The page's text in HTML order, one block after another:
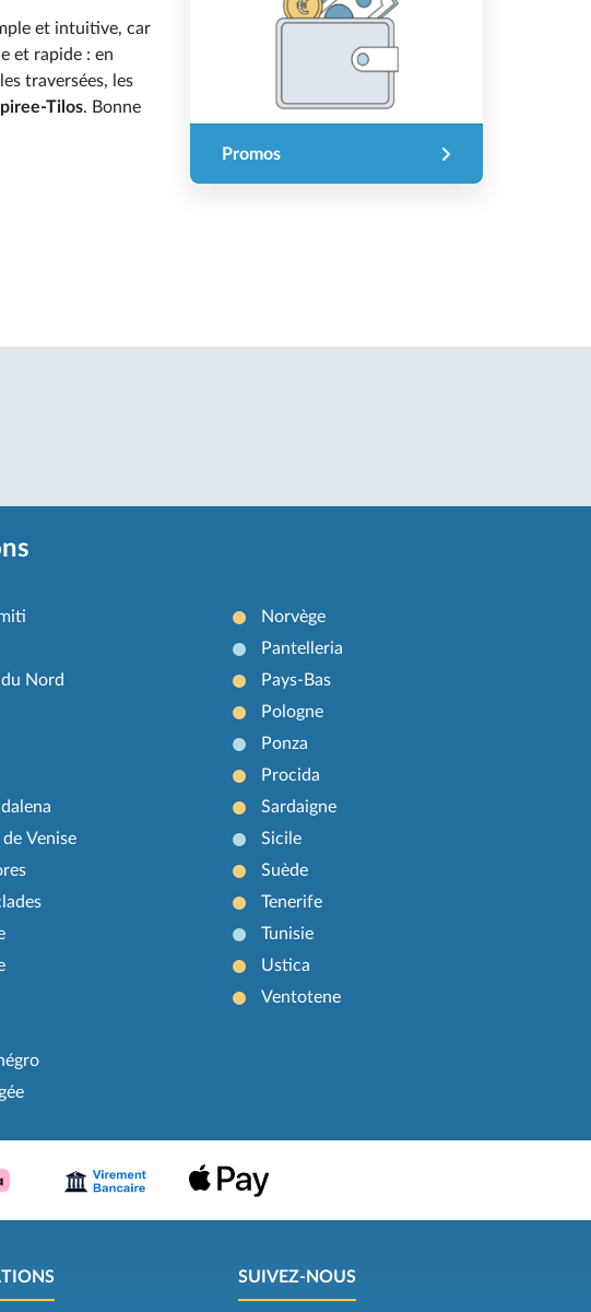
et intuitive, car
et rapide : en
traversées, les
piree-Tilos. Bonne
Promos
du Nord
de Venise
Norvège
Pantelleria
Pays-Bas
Pologne
Ponza
Procida
Sardaigne
Sicile
Suède
Tenerife
Tunisie
Ustica
Ventotene
SUIVEZ-NOUS